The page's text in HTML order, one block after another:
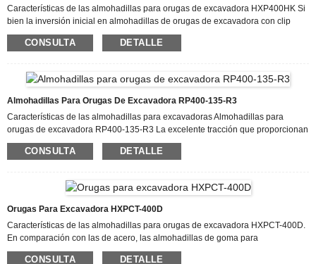
Características de las almohadillas para orugas de excavadora HXP400HK Si
bien la inversión inicial en almohadillas de orugas de excavadora con clip
puede ser mayor que la de las alternativas de acero, el ahorro a largo plazo es
considerable. Los sistemas de almohadillas de goma para excavadoras
de los rodillos, las ruedas guía y las ruedas dentadas hasta en un 30 %. A
diferencia de las almohadillas metálicas para orugas de excavadora, las de
goma eliminan la necesidad de un retensado frecuente gracias a su
CONSULTA DETALLE
Almohadillas Para Orugas De Excavadora RP400-135-R3
Características de las almohadillas para excavadoras Almohadillas para
orugas de excavadora RP400-135-R3 La excelente tracción que proporcionan
las almohadillas de goma para excavadoras en una variedad de superficies,
como tierra suelta, hormigón y asfalto, es uno de sus principales beneficios.
garantizado por el dibujo especial de la banda de rodadura de las
almohadillas para orugas de excavadoras, que evita el deslizamiento. Las
almohadillas de goma para excavadoras son ideales para proyectos de
terminadas como el asfalto.
CONSULTA DETALLE
Orugas Para Excavadora HXPCT-400D
Características de las almohadillas para orugas de excavadora HXPCT-400D.
En comparación con las de acero, las almohadillas de goma para
excavadoras ofrecen la ventaja clave de reducir considerablemente el ruido y
CONSULTA DETALLE